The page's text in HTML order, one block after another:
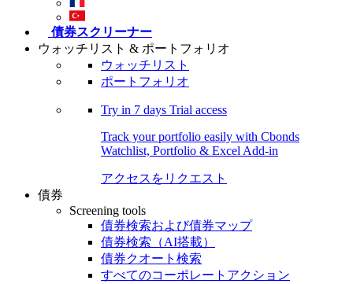
債券スクリーナー
ウォッチリスト & ポートフォリオ
ウォッチリスト
ポートフォリオ
Try in 7 days Trial access
Track your portfolio easily with Cbonds
Watchlist, Portfolio & Excel Add-in
アクセスをリクエスト
債券
Screening tools
債券検索および債券マップ
債券検索（AI搭載）
債券クオート検索
すべてのコーポレートアクション